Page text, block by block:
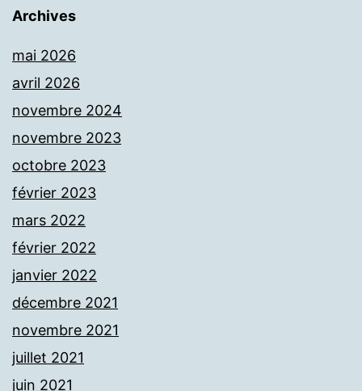
Archives
mai 2026
avril 2026
novembre 2024
novembre 2023
octobre 2023
février 2023
mars 2022
février 2022
janvier 2022
décembre 2021
novembre 2021
juillet 2021
juin 2021